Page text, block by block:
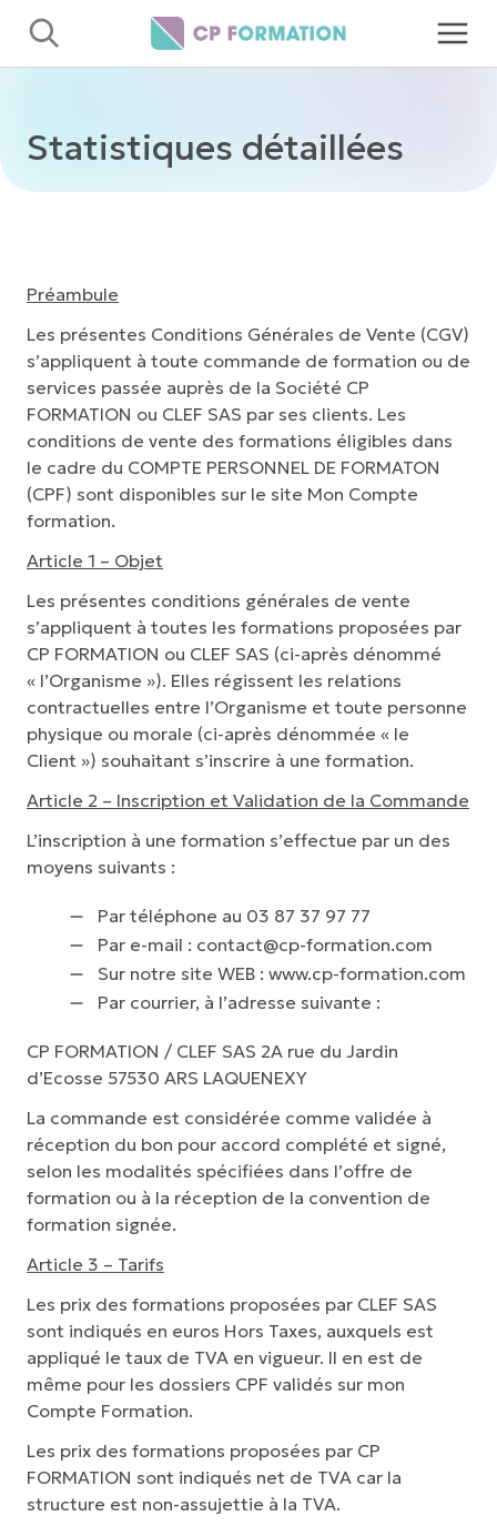
Panneau de gestion des cookies
Statistiques détaillées
Préambule
Les présentes Conditions Générales de Vente (CGV)
s’appliquent à toute commande de formation ou de
services passée auprès de la Société CP
FORMATION ou CLEF SAS par ses clients. Les
conditions de vente des formations éligibles dans
le cadre du COMPTE PERSONNEL DE FORMATON
(CPF) sont disponibles sur le site Mon Compte
formation.
Article 1 – Objet
Les présentes conditions générales de vente
s’appliquent à toutes les formations proposées par
CP FORMATION ou CLEF SAS (ci-après dénommé
« l’Organisme »). Elles régissent les relations
contractuelles entre l’Organisme et toute personne
physique ou morale (ci-après dénommée « le
Client ») souhaitant s’inscrire à une formation.
Article 2 – Inscription et Validation de la Commande
L’inscription à une formation s’effectue par un des
moyens suivants :
Par téléphone au 03 87 37 97 77
Par e-mail : contact@cp-formation.com
Sur notre site WEB : www.cp-formation.com
Par courrier, à l’adresse suivante :
CP FORMATION / CLEF SAS 2A rue du Jardin
d’Ecosse 57530 ARS LAQUENEXY
La commande est considérée comme validée à
réception du bon pour accord complété et signé,
selon les modalités spécifiées dans l’offre de
formation ou à la réception de la convention de
formation signée.
Article 3 – Tarifs
Les prix des formations proposées par CLEF SAS
sont indiqués en euros Hors Taxes, auxquels est
appliqué le taux de TVA en vigueur. Il en est de
même pour les dossiers CPF validés sur mon
Compte Formation.
Les prix des formations proposées par CP
FORMATION sont indiqués net de TVA car la
structure est non-assujettie à la TVA.